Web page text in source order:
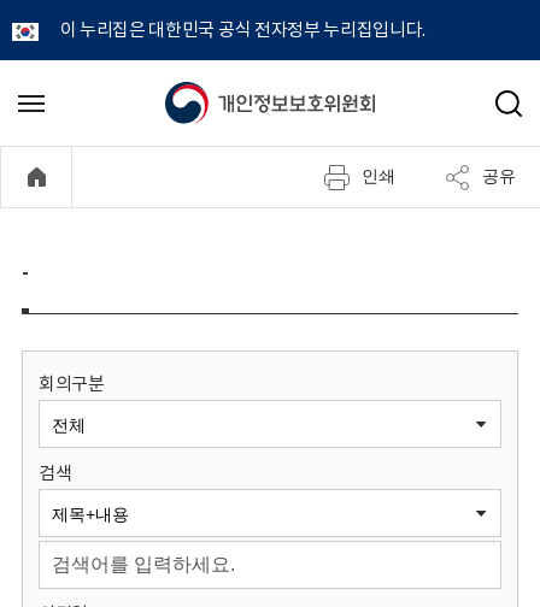
이 누리집은 대한민국 공식 전자정부 누리집입니다.
개
정
보
원
회
메
기
검
인쇄 공유
-
회의구분
검색